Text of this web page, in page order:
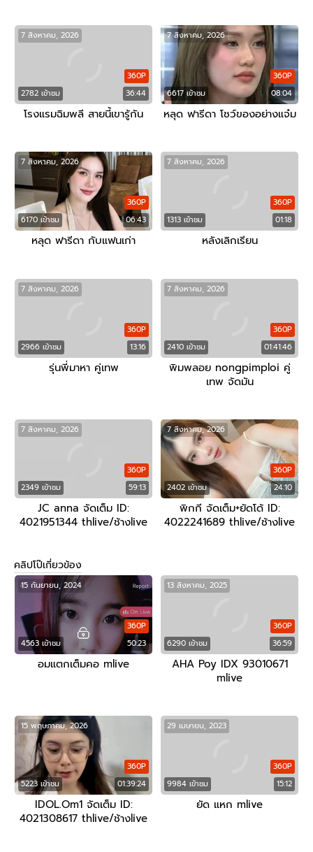
2782 เข้าชม 36:44
360P
7 สิงหาคม, 2026
โรงแรมฉิมพลี สายนี้เขารู้กัน
6617 เข้าชม 08:04
360P
7 สิงหาคม, 2026
หลุด ฟารีดา โชว์ของอย่างแจ๋ม
6170 เข้าชม 06:43
360P
7 สิงหาคม, 2026
หลุด ฟารีดา กับแฟนเก่า
1313 เข้าชม 01:18
360P
7 สิงหาคม, 2026
หลังเลิกเรียน
2966 เข้าชม 13:16
360P
7 สิงหาคม, 2026
รุ่นพี่มาหา คู่เทพ
2410 เข้าชม 01:41:46
360P
7 สิงหาคม, 2026
พิมพลอย nongpimploi คู่
เทพ จัดมัน
2349 เข้าชม 59:13
360P
7 สิงหาคม, 2026
JC anna จัดเต็ม ID:
4021951344 thlive/ช้างlive
2402 เข้าชม 24:10
360P
7 สิงหาคม, 2026
พิกกี จัดเต็ม+ยัดโด้ ID:
4022241689 thlive/ช้างlive
คลิปโป๊เกี่ยวข้อง
4563 เข้าชม 50:23
360P
15 กันยายน, 2024
อมแตกเต็มคอ mlive
6290 เข้าชม 36:59
360P
13 สิงหาคม, 2025
AHA Poy IDX 93010671
mlive
5223 เข้าชม 01:39:24
360P
15 พฤษภาคม, 2026
IDOL.Om1 จัดเต็ม ID:
4021308617 thlive/ช้างlive
9984 เข้าชม 15:12
360P
29 เมษายน, 2023
ยัด แหก mlive